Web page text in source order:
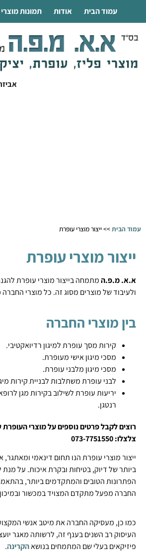
עמוד הבית אודות תמונות
עמוד הבית>>ייצור מוצרי עופרת
ייצור מוצרי עופרת
א.א. מ.פ.המתמחה בייצור מוצרי עופרת
ולעיבוד של מוצרים מסוג זה. כל מוצרי
בין מוצרי החברה
קירות מסך עופרת למיגון רדיואקטיבי.
מסכי מיגון אישי מעופרת.
מסכי מיגון מלבני עופרת.
לבני עופרת משתלבות לבניית קירות
יריעות עופרת לשילוב בקירות מגן
רנטגן.
רוצים לקבל פרטים נוספים על מוצרי העופרת
צלצלו: 073-7751550
ייצור מוצרי עופרת הנו תחום דינאמי
ביותר של דיוק, בטיחות ובקרת איכות. על
הפתרונות הטובים והמתקדמים ביותר,
החברה מפעל מתקדם המצויד במכשור
כמו כן, מעסיקה החברה את מיטב אנשי
העיסוק רב השנים בענף זה, לרשותה מאגר
פיזיקאים בעלי שם המתמחים בנושאהקרינה.